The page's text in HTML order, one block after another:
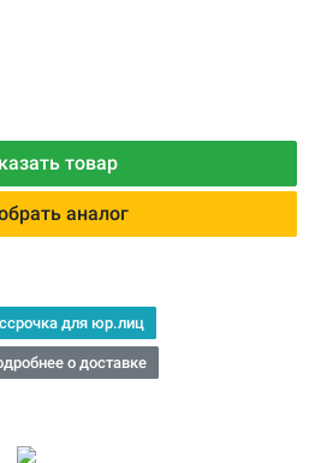
товар
аналог
для юр.лиц
о доставке